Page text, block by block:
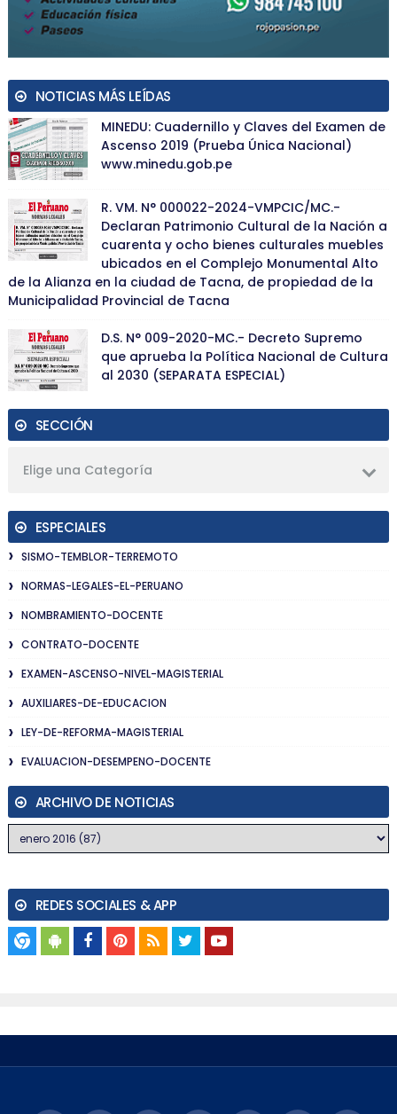
NOTICIAS MÁS LEÍDAS
MINEDU: Cuadernillo y Claves del Examen de
Ascenso 2019 (Prueba Única Nacional)
www.minedu.gob.pe
R. VM. N° 000022-2024-VMPCIC/MC.-
Declaran Patrimonio Cultural de la Nación a
cuarenta y ocho bienes culturales muebles
ubicados en el Complejo Monumental Alto
de la Alianza en la ciudad de Tacna, de propiedad de la
Municipalidad Provincial de Tacna
D.S. N° 009-2020-MC.- Decreto Supremo
que aprueba la Política Nacional de Cultura
al 2030 (SEPARATA ESPECIAL)
SECCIÓN
Elige una Categoría
ESPECIALES
SISMO-TEMBLOR-TERREMOTO
NORMAS-LEGALES-EL-PERUANO
NOMBRAMIENTO-DOCENTE
CONTRATO-DOCENTE
EXAMEN-ASCENSO-NIVEL-MAGISTERIAL
AUXILIARES-DE-EDUCACION
LEY-DE-REFORMA-MAGISTERIAL
EVALUACION-DESEMPENO-DOCENTE
ARCHIVO DE NOTICIAS
REDES SOCIALES & APP